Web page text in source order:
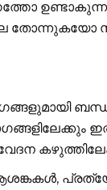
തോന്നുകയോ